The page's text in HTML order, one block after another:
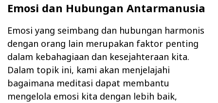
Emosi dan Hubungan Antarmanusia
Emosi yang seimbang dan hubungan harmonis
dengan orang lain merupakan faktor penting
dalam kebahagiaan dan kesejahteraan kita.
Dalam topik ini, kami akan menjelajahi
bagaimana meditasi dapat membantu
mengelola emosi kita dengan lebih baik,